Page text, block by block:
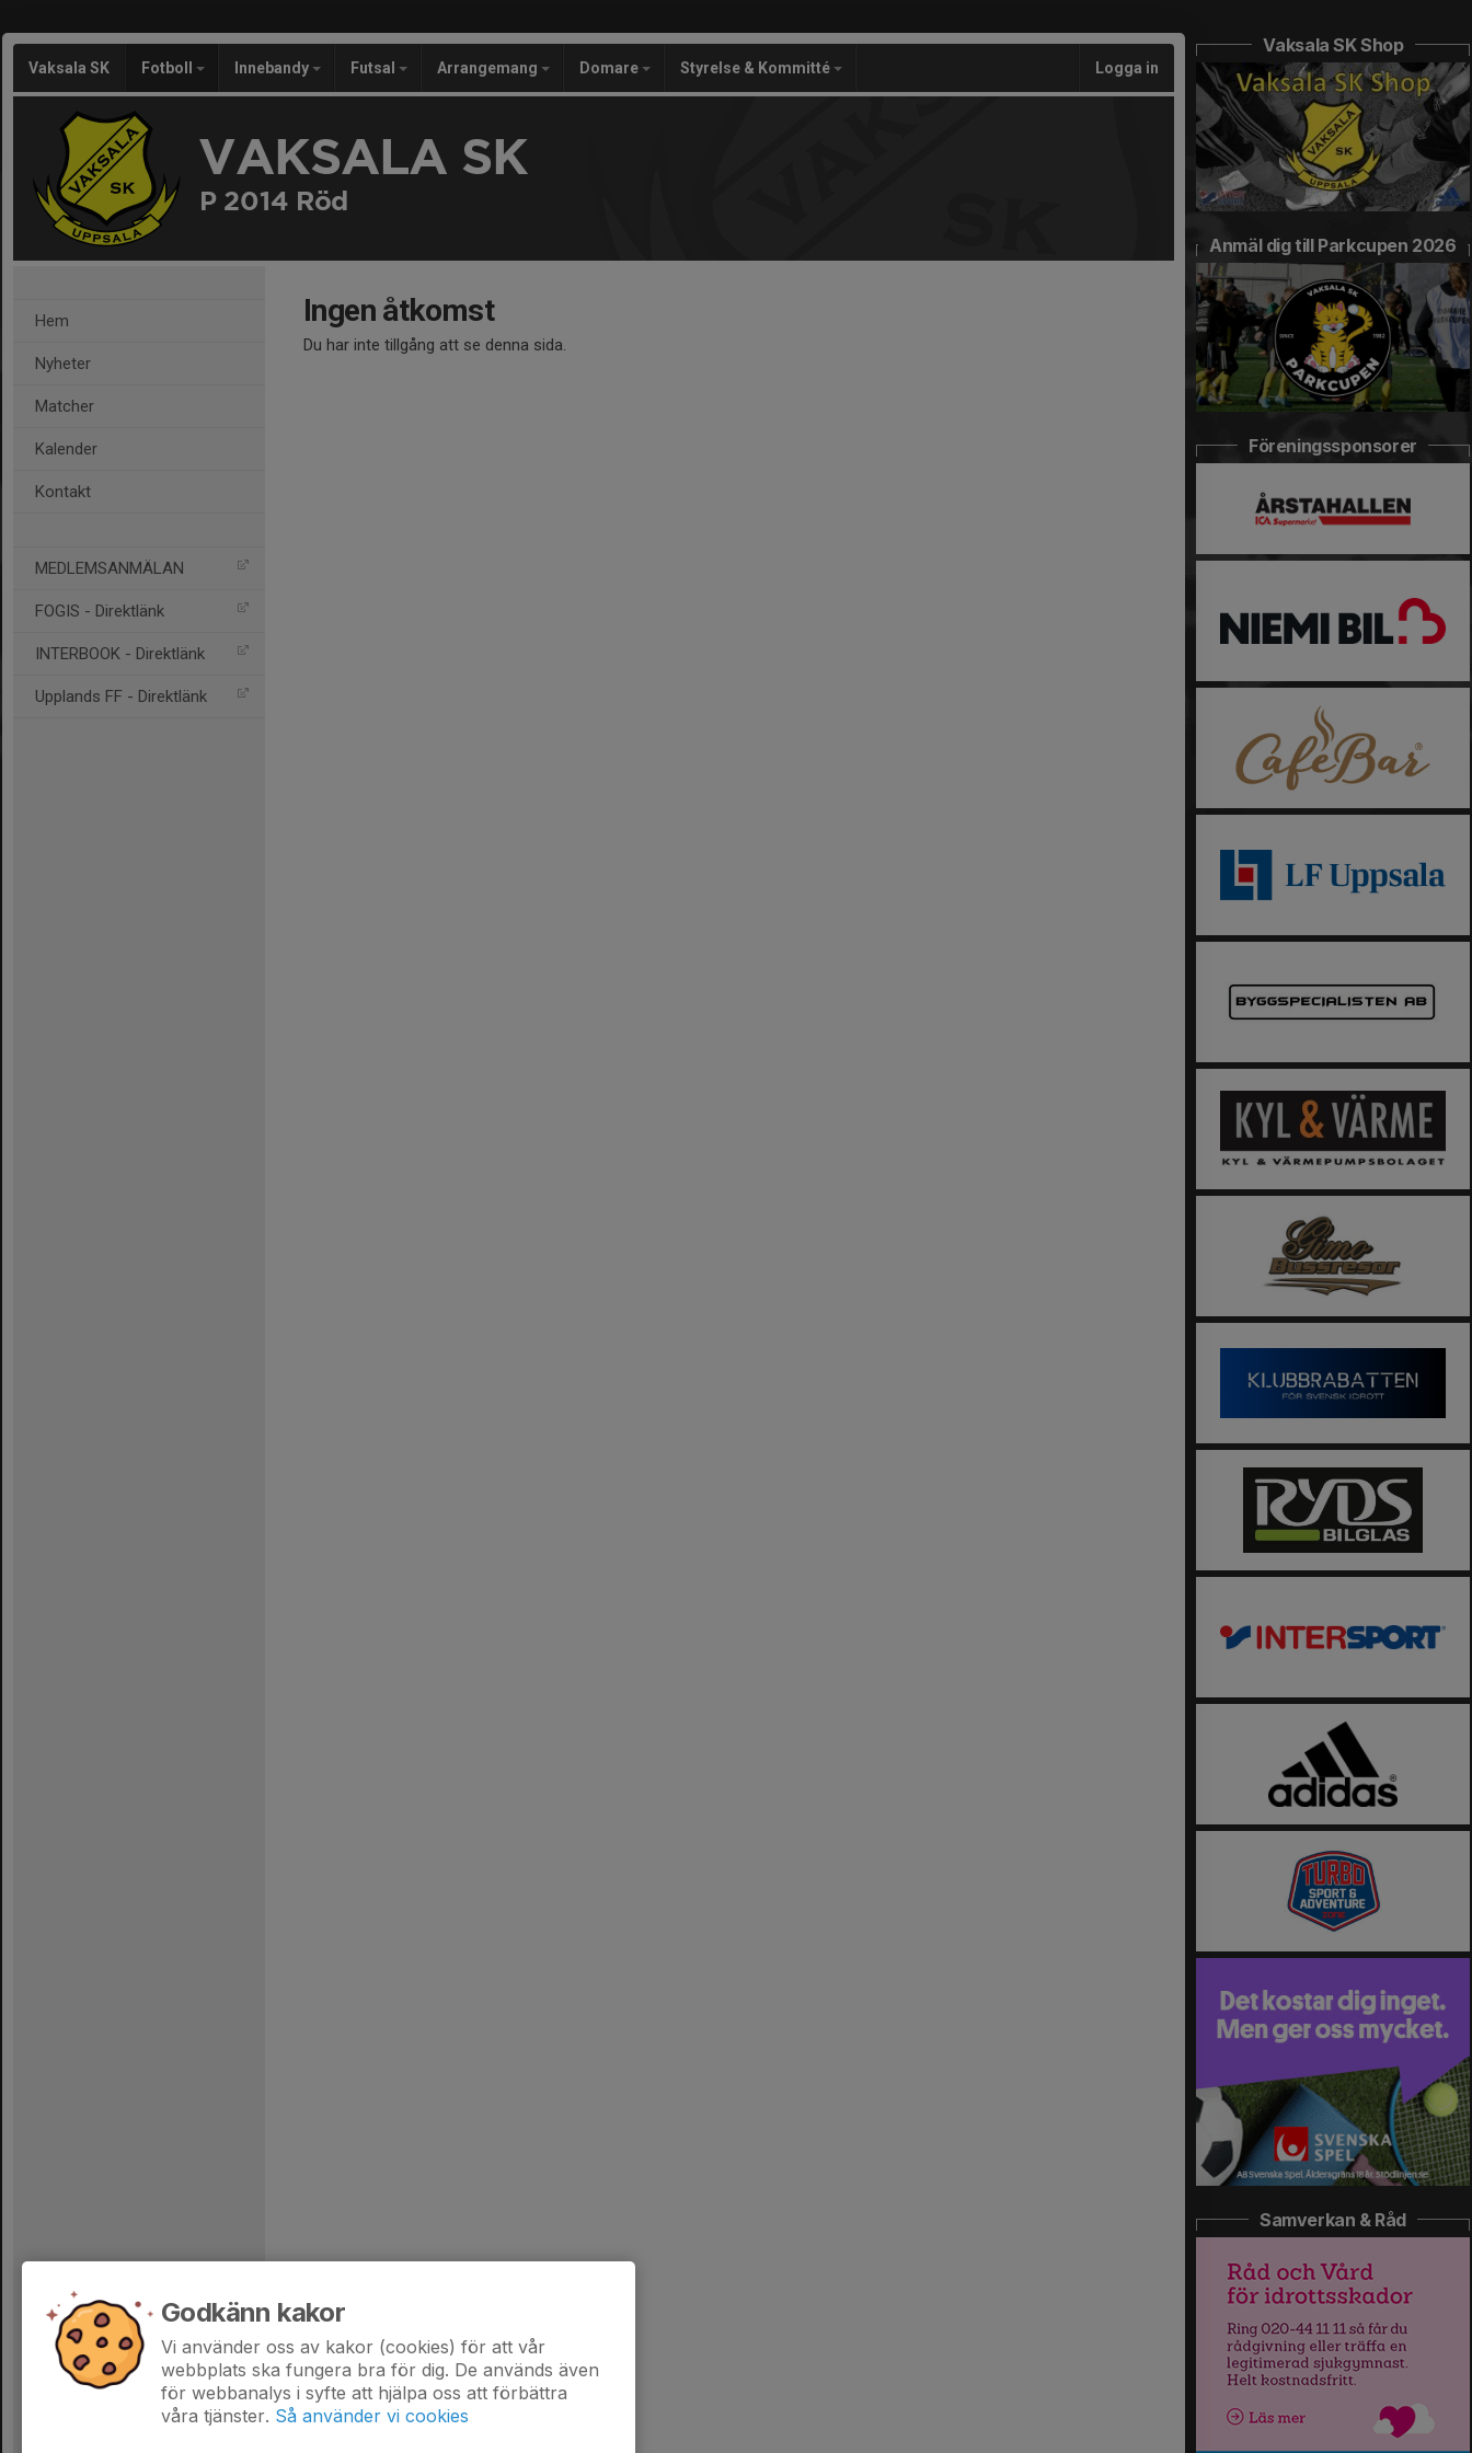
Vaksala SK Fotboll Innebandy Futsal Arrangemang Domare Styrelse & Kommitté Logga in
VAKSALA SK
P 2014 Röd
Hem
Nyheter
Matcher
Kalender
Kontakt
MEDLEMSANMÄLAN
FOGIS - Direktlänk
INTERBOOK - Direktlänk
Upplands FF - Direktlänk
Ingen åtkomst
Du har inte tillgång att se denna sida.
Vaksala SK Shop
Anmäl dig till Parkcupen 2026
Föreningssponsorer
Samverkan & Råd
Godkänn kakor
Vi använder oss av kakor (cookies) för att vår
webbplats ska fungera bra för dig. De används även
för webbanalys i syfte att hjälpa oss att förbättra
våra tjänster. Så använder vi cookies